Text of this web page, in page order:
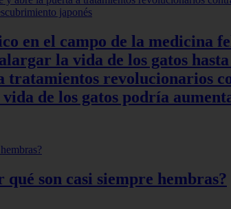
en el campo de la medicina
la vida de los gatos
revolucionarios
de los gatos podría
son casi siempre hembras?